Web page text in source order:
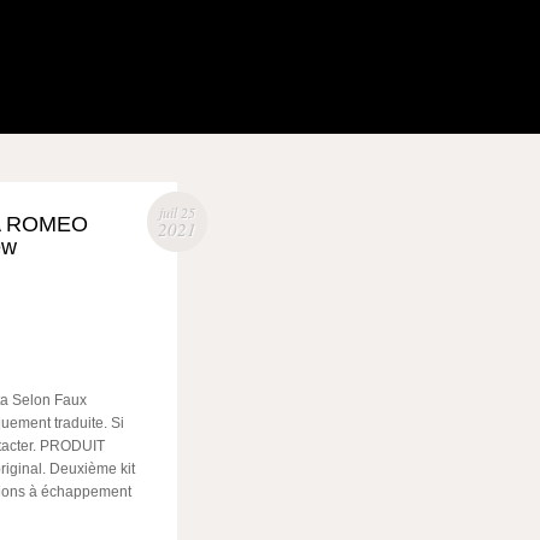
juil 25
2021
ROMEO
Selon Faux
traduite. Si
PRODUIT
Deuxième kit
à échappement